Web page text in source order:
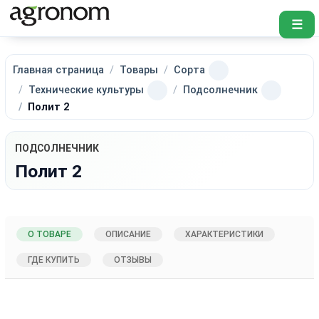
☰
Главная страница Товары
Сорта
Технические культуры
Подсолнечник
Полит 2
ПОДСОЛНЕЧНИК
Полит 2
О ТОВАРЕ ОПИСАНИЕ ХАРАКТЕРИСТИКИ
ГДЕ КУПИТЬ ОТЗЫВЫ